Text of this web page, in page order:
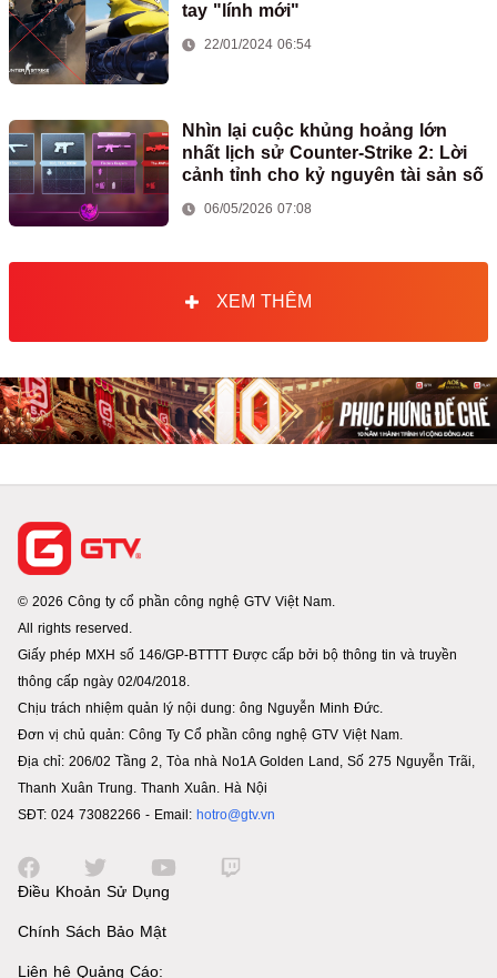
tay "lính mới"
22/01/2024 06:54
Nhìn lại cuộc khủng hoảng lớn
nhất lịch sử Counter-Strike 2: Lời
cảnh tỉnh cho kỷ nguyên tài sản số
06/05/2026 07:08
XEM THÊM
© 2026 Công ty cổ phần công nghệ GTV Việt Nam.
All rights reserved.
Giấy phép MXH số 146/GP-BTTTT Được cấp bởi bộ thông tin và truyền
thông cấp ngày 02/04/2018.
Chịu trách nhiệm quản lý nội dung: ông Nguyễn Minh Đức.
Đơn vị chủ quản: Công Ty Cổ phần công nghệ GTV Việt Nam.
Địa chỉ: 206/02 Tầng 2, Tòa nhà No1A Golden Land, Số 275 Nguyễn Trãi,
Thanh Xuân Trung. Thanh Xuân. Hà Nội
SĐT: 024 73082266 - Email: hotro@gtv.vn
Điều Khoản Sử Dụng
Chính Sách Bảo Mật
Liên hệ Quảng Cáo: